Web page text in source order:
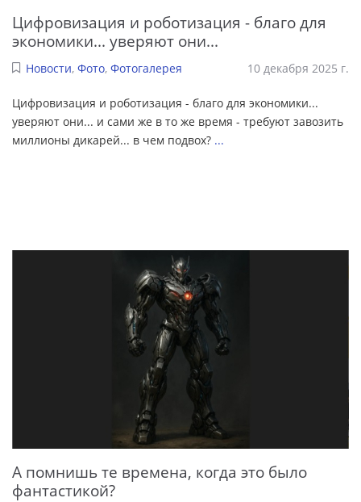
Цифровизация и роботизация - благо для
экономики... уверяют они...
Новости, Фото, Фотогалерея 10 декабря 2025 г.
Цифровизация и роботизация - благо для экономики...
уверяют они... и сами же в то же время - требуют завозить
миллионы дикарей... в чем подвох? ...
А помнишь те времена, когда это было
фантастикой?